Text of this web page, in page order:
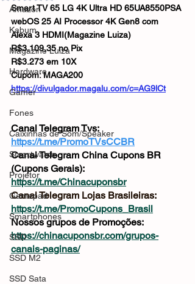
Amazon
Kabum
Magazine Luiza
Hardware
Gamer
Fones
Caixinhas de Som/Speaker
Smartwatch
Projetor
Gamepad
Smartphones
SSD
SSD M2
SSD Sata
Smart TV 65 LG 4K Ultra HD 65UA8550PSA
webOS 25 AI Processor 4K Gen8 com
Alexa 3 HDMI(Magazine Luiza)
R$3.109,35 no Pix
R$3.273 em 10X
Cupom: MAGA200
https://divulgador.magalu.com/c=AG9lCt
Canal Telegram Tvs:
https://t.me/PromoTVsCCBR
Canal Telegram China Cupons BR
(Cupons Gerais):
https://t.me/Chinacuponsbr
Canal Telegram Lojas Brasileiras:
https://t.me/PromoCupons_Brasil
Nossos grupos de Promoções:
https://chinacuponsbr.com/grupos-
canais-paginas/